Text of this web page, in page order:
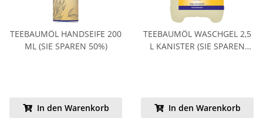
TEEBAUMÖL HANDSEIFE 200
ML (SIE SPAREN 50%)
In den Warenkorb
TEEBAUMÖL WASCHGEL 2,5
L KANISTER (SIE SPAREN
In den Warenkorb